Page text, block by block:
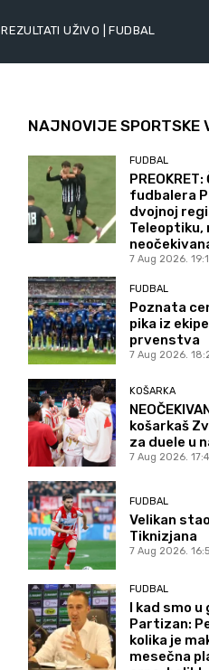
REZULTATI UŽIVO | FUDBAL
NAJNOVIJE SPORTSKE
FUDBAL
fudbalera
dvojnoj
Teleoptiku,
7 Aug 2026.
FUDBAL
Poznata
pika iz
prvenstva
7 Aug 2026.
KOŠARKA
košarkaš
za duele u
7 Aug 2026.
FUDBAL
Velikan
Tiknizjana
7 Aug 2026.
FUDBAL
I kad smo u
Partizan:
kolika je
mesečna